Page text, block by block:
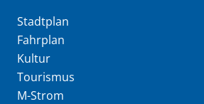
Stadtplan
Fahrplan
Kultur
Tourismus
M-Strom